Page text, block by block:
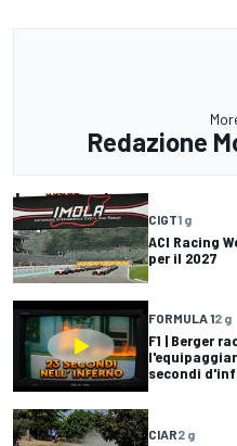
Redazione
CIGT1 g
ACI Racing
per il 2027
FORMULA 12 g
F1 | Berger
secondi
CIAR2 g